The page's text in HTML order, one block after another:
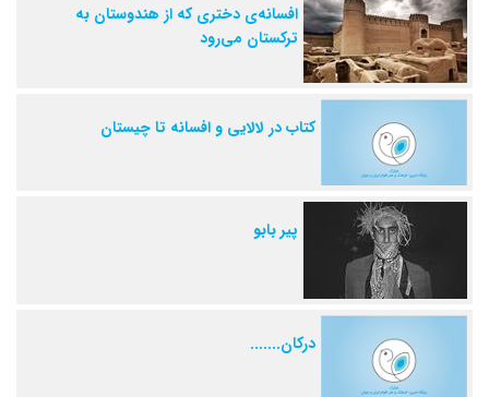
افسانه‌‌ی دختری که از هندوستان به
ترکستان می‌رود
کتاب در لالایی و افسانه تا چیستان
پیر بابو
درکان.......